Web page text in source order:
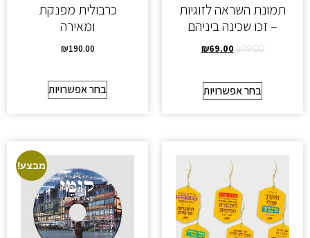
תמונת השראה לזוגיות
– זכו שכינה ביניהם
₪79.00
₪69.00
בחר אפשרויות
כרבולית מפנקת
ומאירה
₪190.00
בחר אפשרויות
מבצע!